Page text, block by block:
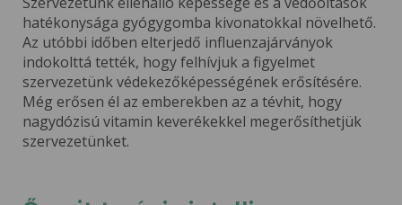
hatékonysága gyógygomba kivonatokkal növelhető.
Az utóbbi időben elterjedő influenzajárványok
indokolttá tették, hogy felhívjuk a figyelmet
szervezetünk védekezőképességének erősítésére.
Még erősen él az emberekben az a tévhit, hogy
nagydózisú vitamin keverékekkel megerősíthetjük
szervezetünket.